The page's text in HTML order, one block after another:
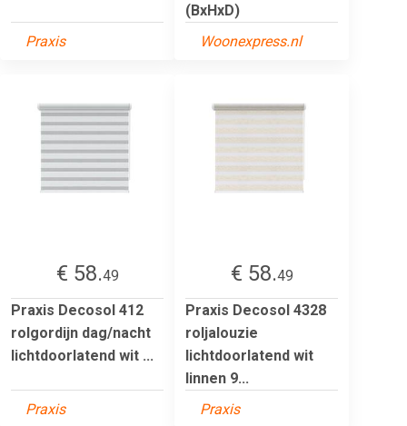
Praxis
(BxHxD)
Woonexpress.nl
€ 58.49
Praxis Decosol 412
rolgordijn dag/nacht
lichtdoorlatend wit ...
Praxis
€ 58.49
Praxis Decosol 4328
roljalouzie
lichtdoorlatend wit
linnen 9...
Praxis